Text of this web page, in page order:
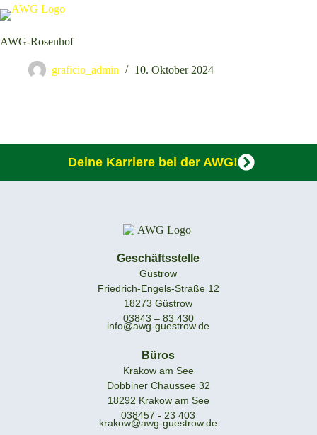
AWG-Rosenhof
graficio_admin 10. Oktober 2024
Deine Karriere bei der AWG!
Geschäftsstelle
Güstrow
Friedrich-Engels-Straße 12
18273 Güstrow
03843 – 83 430
info@awg-guestrow.de
Büros
Krakow am See
Dobbiner Chaussee 32
18292 Krakow am See
038457 - 23 403
krakow@awg-guestrow.de